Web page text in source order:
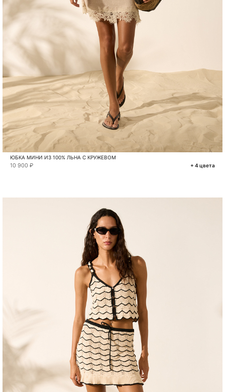
ЮБКА МИНИ ИЗ 100% ЛЬНА С КРУЖЕВОМ
10 900 ₽ + 4 цвета